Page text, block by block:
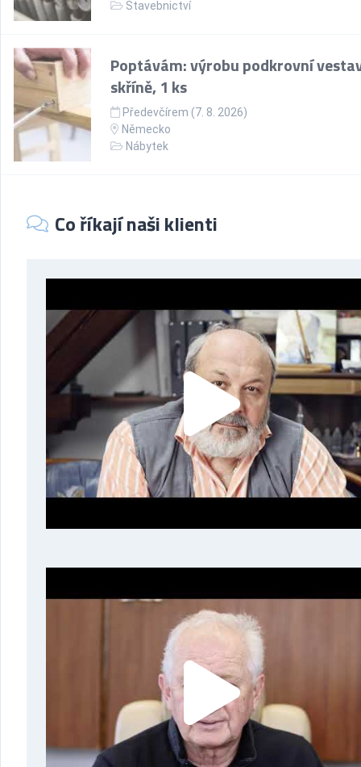
Stavebnictví
Poptávám: výrobu podkrovní
skříně, 1 ks
Předevčírem (7. 8. 2026)
Německo
Nábytek
Co říkají naši klienti